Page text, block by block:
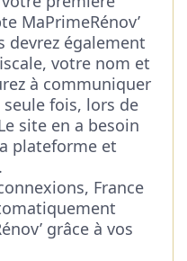
MaPrimeRénov’
devrez également
votre nom et
à communiquer
fois, lors de
site en a besoin
plateforme et
France
grâce à vos